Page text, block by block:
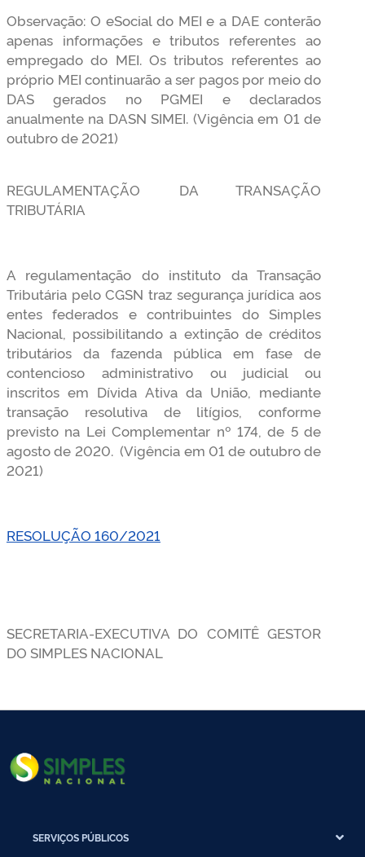
Observação: O eSocial do MEI e a DAE conterão
apenas informações e tributos referentes ao
empregado do MEI. Os tributos referentes ao
próprio MEI continuarão a ser pagos por meio do
DAS gerados no PGMEI e declarados
anualmente na DASN SIMEI. (Vigência em 01 de
outubro de 2021)
REGULAMENTAÇÃO DA TRANSAÇÃO
TRIBUTÁRIA
A regulamentação do instituto da Transação
Tributária pelo CGSN traz segurança jurídica aos
entes federados e contribuintes do Simples
Nacional, possibilitando a extinção de créditos
tributários da fazenda pública em fase de
contencioso administrativo ou judicial ou
inscritos em Dívida Ativa da União, mediante
transação resolutiva de litígios, conforme
previsto na Lei Complementar nº 174, de 5 de
agosto de 2020. (Vigência em 01 de outubro de
2021)
RESOLUÇÃO 160/2021
SECRETARIA-EXECUTIVA DO COMITÊ GESTOR
DO SIMPLES NACIONAL
SERVIÇOS PÚBLICOS